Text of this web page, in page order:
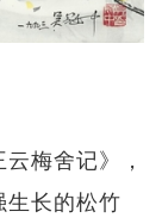
梅舍记》，
长的松竹